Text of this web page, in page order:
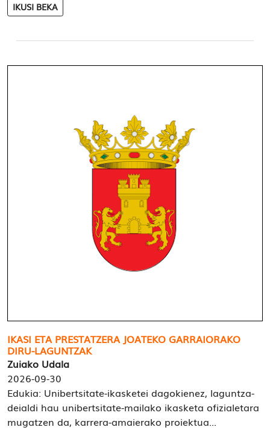
IKUSI BEKA
IKASI ETA PRESTATZERA JOATEKO GARRAIORAKO
DIRU-LAGUNTZAK
Zuiako Udala
2026-09-30
Edukia: Unibertsitate-ikasketei dagokienez, laguntza-
deialdi hau unibertsitate-mailako ikasketa ofizialetara
mugatzen da, karrera-amaierako proiektua...